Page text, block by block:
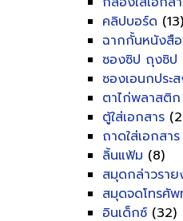
คลิปบอร์ด (13)
ฉากกั้นหนังสือ
ซองซิป ถุงซิป
ซองเอนกประ
ตาไก่พลาสติก
ตู้ใส่เอกสาร
ถาดใส่เอกสา
ลิ้นแฟ้ม (8)
สมุดกล่าวราย
สมุดจดโทรศั
อินเด็กซ์ (32)